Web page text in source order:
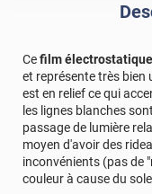
Cefilm
et représente très bien
est en relief ce qui
les lignes blanches
passage de lumière
moyen d'avoir des
inconvénients (pas de
couleur à cause du